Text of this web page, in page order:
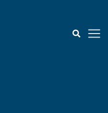
ferramentas